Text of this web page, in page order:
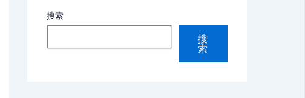
搜索
搜
索